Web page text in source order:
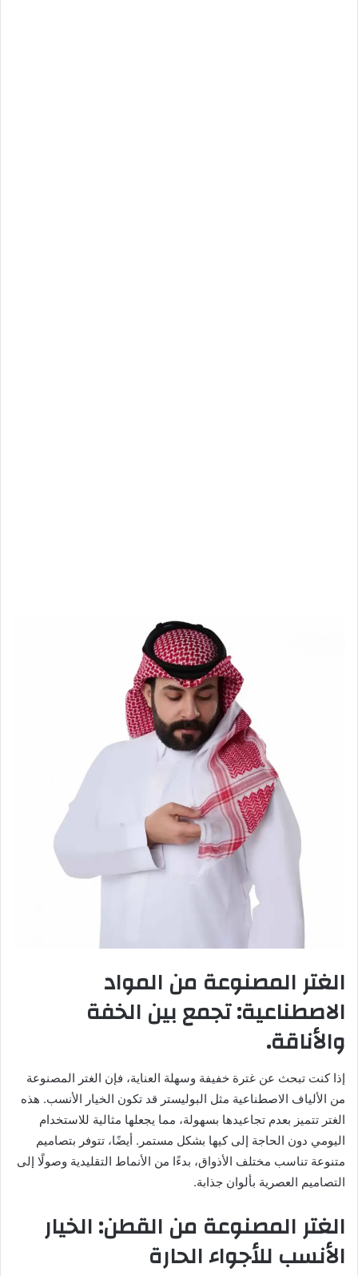
الغتر المصنوعة من المواد
الاصطناعية: تجمع بين الخفة
والأناقة.
إذا كنت تبحث عن غترة خفيفة وسهلة العناية، فإن الغتر المصنوعة
من الألياف الاصطناعية مثل البوليستر قد تكون الخيار الأنسب. هذه
الغتر تتميز بعدم تجاعيدها بسهولة، مما يجعلها مثالية للاستخدام
اليومي دون الحاجة إلى كيها بشكل مستمر. أيضًا، تتوفر بتصاميم
متنوعة تناسب مختلف الأذواق، بدءًا من الأنماط التقليدية وصولًا إلى
التصاميم العصرية بألوان جذابة.
الغتر المصنوعة من القطن: الخيار
الأنسب للأجواء الحارة